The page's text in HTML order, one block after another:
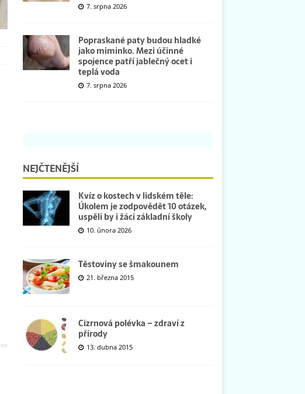
7. srpna 2026
Popraskané paty budou hladké
jako miminko. Mezi účinné
spojence patří jablečný ocet i
teplá voda
7. srpna 2026
NEJČTENĚJŠÍ
Kvíz o kostech v lidském těle:
Úkolem je zodpovědět 10 otázek,
uspěli by i žáci základní školy
10. února 2026
Těstoviny se šmakounem
21. března 2015
Cizrnová polévka – zdraví z
přírody
13. dubna 2015